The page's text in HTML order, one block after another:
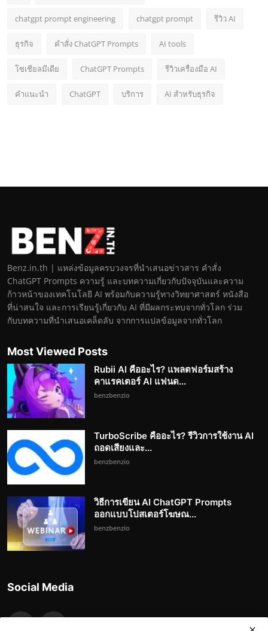
chatgpt prompt engineering chatgpt prompt รีวิว AI
ธุรกิจ คำสั่ง ChatGPT Prompts AI tools
โซเชียลมีเดีย ChatGPT Prompts รีวิวเครื่องมือ AI
คำแนะนำ ChatGPT บริการ AI สำหรับธุรกิจ
Benz.in.th | แหล่งข้อมูลครบวงจรที่นำเสนอข่าวสาร คำสั่ง
ChatGPT Prompts ความรู้ และบทความเกี่ยวกับปัจจุบันและความ
ก้าวหน้าของเทคโนโลยี AI พร้อมกับความรู้ทางวิทยาศาสตร์ หนังสือ
ที่น่าสนใจ และการเรียนรู้เกี่ยวกับ AI ที่มีผลกระทบจากทั่วโลก ร่วม
กับบทความที่นำเสนอเคล็ดลับ จากการแปลข้อมูลจากทั่วโลก
Most Viewed Posts
Rubii AI คืออะไร? แพลตฟอร์มสร้าง
คาแรคเตอร์ AI แฟนด...
benzbenzio
TurboScribe คืออะไร? รีวิวการใช้งาน AI
ถอดเสียงและ...
benzbenzio
วิธีการเขียน AI ChatGPT Prompts
ออกแบบโปสเตอร์โฆษณ...
benzbenzio
Social Media